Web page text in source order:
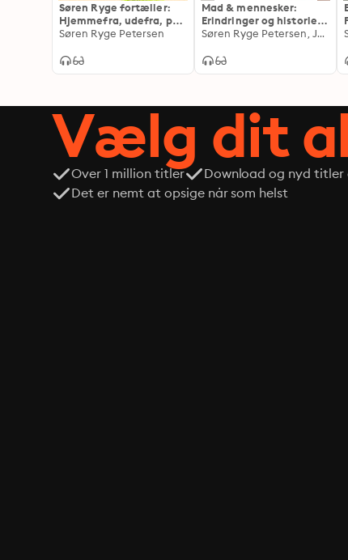
Søren Ryge fortæller:
Hjemmefra, udefra, på
farten, på landet
Søren Ryge Petersen
Mad & mennesker:
Erindringer og historier
om to livs måltider
Søren Ryge Petersen, James Price
Vælg dit
Over 1 million titler Download og nyd titler
Det er nemt at opsige når som helst